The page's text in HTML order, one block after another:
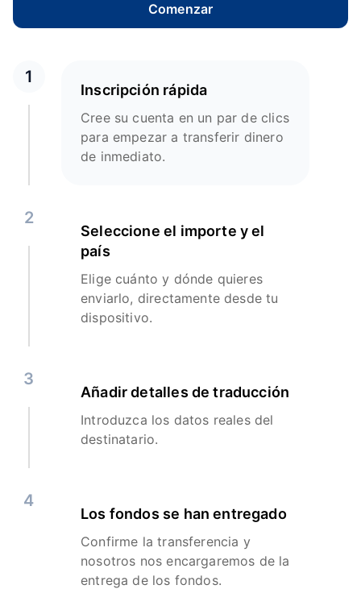
Comenzar
1
Inscripción rápida
Cree su cuenta en un par de clics
para empezar a transferir dinero
de inmediato.
2
Seleccione el importe y el
país
Elige cuánto y dónde quieres
enviarlo, directamente desde tu
dispositivo.
3
Añadir detalles de traducción
Introduzca los datos reales del
destinatario.
4
Los fondos se han entregado
Confirme la transferencia y
nosotros nos encargaremos de la
entrega de los fondos.